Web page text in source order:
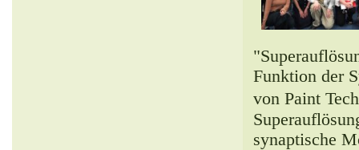
Funktion der
von Paint
synaptische